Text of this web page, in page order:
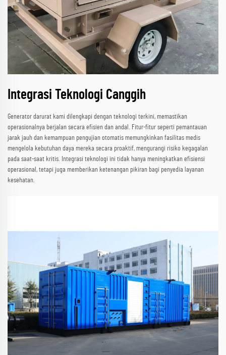
Integrasi Teknologi Canggih
Generator darurat kami dilengkapi dengan teknologi terkini, memastikan
operasionalnya berjalan secara efisien dan andal. Fitur-fitur seperti pemantauan
jarak jauh dan kemampuan pengujian otomatis memungkinkan fasilitas medis
mengelola kebutuhan daya mereka secara proaktif, mengurangi risiko kegagalan
pada saat-saat kritis. Integrasi teknologi ini tidak hanya meningkatkan efisiensi
operasional, tetapi juga memberikan ketenangan pikiran bagi penyedia layanan
kesehatan.